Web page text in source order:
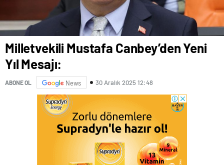
Milletvekili Mustafa Canbey’den Yeni
Yıl Mesajı:
ABONE OL News 30 Aralık 2025 12:48